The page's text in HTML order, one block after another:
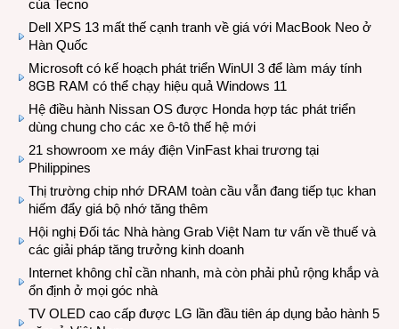
của Tecno
Dell XPS 13 mất thế cạnh tranh về giá với MacBook Neo ở
Hàn Quốc
Microsoft có kế hoạch phát triển WinUI 3 để làm máy tính
8GB RAM có thể chạy hiệu quả Windows 11
Hệ điều hành Nissan OS được Honda hợp tác phát triển
dùng chung cho các xe ô-tô thế hệ mới
21 showroom xe máy điện VinFast khai trương tại
Philippines
Thị trường chip nhớ DRAM toàn cầu vẫn đang tiếp tục khan
hiếm đẩy giá bộ nhớ tăng thêm
Hội nghị Đối tác Nhà hàng Grab Việt Nam tư vấn về thuế và
các giải pháp tăng trưởng kinh doanh
Internet không chỉ cần nhanh, mà còn phải phủ rộng khắp và
ổn định ở mọi góc nhà
TV OLED cao cấp được LG lần đầu tiên áp dụng bảo hành 5